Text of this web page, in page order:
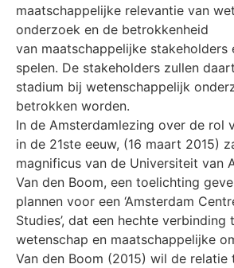
maatschappelijke relevantie van
onderzoek en de betrokkenheid
van maatschappelijke stakeholders
spelen. De stakeholders zullen
stadium bij wetenschappelijk
betrokken worden.
In de Amsterdamlezing over de rol
in de 21ste eeuw, (16 maart 2015)
magnificus van de Universiteit van
Van den Boom, een toelichting
plannen voor een ‘Amsterdam
Studies’, dat een hechte verbinding
wetenschap en maatschappelijke
Van den Boom (2015) wil de relatie